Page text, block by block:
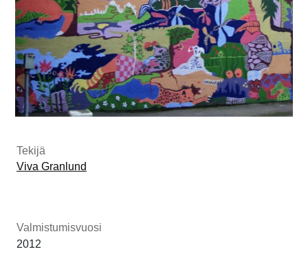
Tekijä
Viva Granlund
Valmistumisvuosi
2012